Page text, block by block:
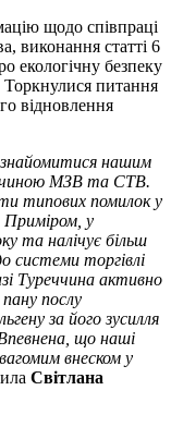
щодо співпраці
виконання статті 6
екологічну безпеку
питання
відновлення
нашим
МЗВ та СТВ.
типових помилок у
Приміром, у
та налічує більш
системи торгівлі
Туреччина активно
послу
за його зусилля
що наші
внеском у
Світлана